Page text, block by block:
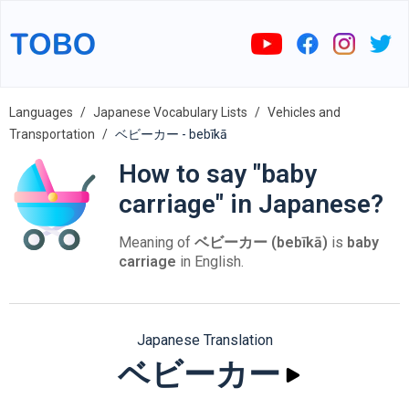
Languages Japanese Vocabulary Lists
Vehicles and
Transportation
ベビーカー - bebīkā
How to say "baby
carriage" in Japanese?
Meaning of ベビーカー (bebīkā) is baby
carriage in English.
Japanese Translation
ベビーカー